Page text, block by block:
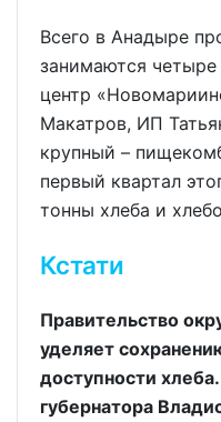
Всего в Анадыре
занимаются
центр
Макатров, ИП
крупный –
первый квартал
тонны хлеба и
Кстати
Правительство
уделяет
доступности
губернатора